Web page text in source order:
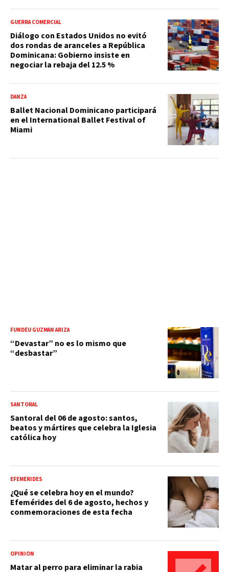
GUERRA COMERCIAL
Diálogo con Estados Unidos no evitó
dos rondas de aranceles a República
Dominicana: Gobierno insiste en
negociar la rebaja del 12.5 %
DANZA
Ballet Nacional Dominicano participará
en el International Ballet Festival of
Miami
FUNDÉU GUZMÁN ARIZA
“Devastar” no es lo mismo que
“desbastar”
SANTORAL
Santoral del 06 de agosto: santos,
beatos y mártires que celebra la Iglesia
católica hoy
EFEMÉRIDES
¿Qué se celebra hoy en el mundo?
Efemérides del 6 de agosto, hechos y
conmemoraciones de esta fecha
OPINIÓN
Matar al perro para eliminar la rabia